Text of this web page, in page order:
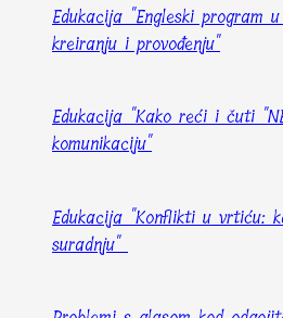
Edukacija "Engleski program
kreiranju i provođenju"
Edukacija "Kako reći i čuti
komunikaciju"
Edukacija "Konflikti u vrtiću:
suradnju"